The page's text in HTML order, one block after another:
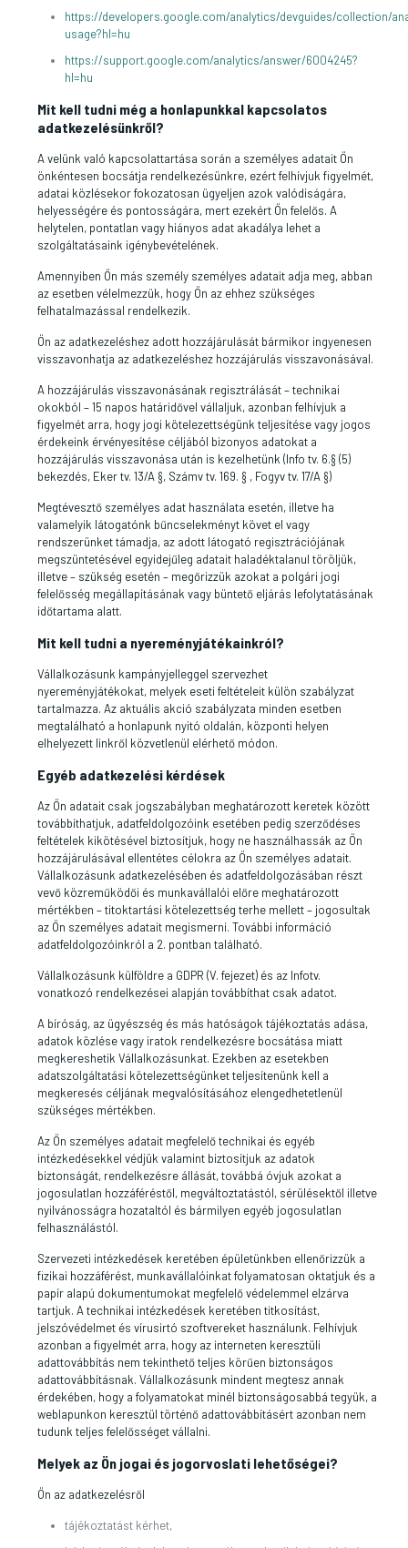
https://developers.google.com/analytics/devguides/collection/
usage?hl=hu
https://support.google.com/analytics/answer/6004245?
hl=hu
Mit kell tudni még a honlapunkkal kapcsolatos
adatkezelésünkről?
A velünk való kapcsolattartása során a személyes adatait Ön
önkéntesen bocsátja rendelkezésünkre, ezért felhívjuk figyelmét,
adatai közlésekor fokozatosan ügyeljen azok valódiságára,
helyességére és pontosságára, mert ezekért Ön felelős. A
helytelen, pontatlan vagy hiányos adat akadálya lehet a
szolgáltatásaink igénybevételének.
Amennyiben Ön más személy személyes adatait adja meg, abban
az esetben vélelmezzük, hogy Ön az ehhez szükséges
felhatalmazással rendelkezik.
Ön az adatkezeléshez adott hozzájárulását bármikor ingyenesen
visszavonhatja az adatkezeléshez hozzájárulás visszavonásával.
A hozzájárulás visszavonásának regisztrálását – technikai
okokból – 15 napos határidővel vállaljuk, azonban felhívjuk a
figyelmét arra, hogy jogi kötelezettségünk teljesítése vagy jogos
érdekeink érvényesítése céljából bizonyos adatokat a
hozzájárulás visszavonása után is kezelhetünk (Info tv. 6.§ (5)
bekezdés, Eker tv. 13/A §, Számv tv. 169. § , Fogyv tv. 17/A §)
Megtévesztő személyes adat használata esetén, illetve ha
valamelyik látogatónk bűncselekményt követ el vagy
rendszerünket támadja, az adott látogató regisztrációjának
megszüntetésével egyidejűleg adatait haladéktalanul töröljük,
illetve – szükség esetén – megőrizzük azokat a polgári jogi
felelősség megállapításának vagy büntető eljárás lefolytatásának
időtartama alatt.
Mit kell tudni a nyereményjátékainkról?
Vállalkozásunk kampányjelleggel szervezhet
nyereményjátékokat, melyek eseti feltételeit külön szabályzat
tartalmazza. Az aktuális akció szabályzata minden esetben
megtalálható a honlapunk nyitó oldalán, központi helyen
elhelyezett linkről közvetlenül elérhető módon.
Egyéb adatkezelési kérdések
Az Ön adatait csak jogszabályban meghatározott keretek között
továbbíthatjuk, adatfeldolgozóink esetében pedig szerződéses
feltételek kikötésével biztosítjuk, hogy ne használhassák az Ön
hozzájárulásával ellentétes célokra az Ön személyes adatait.
Vállalkozásunk adatkezelésében és adatfeldolgozásában részt
vevő közreműködői és munkavállalói előre meghatározott
mértékben – titoktartási kötelezettség terhe mellett – jogosultak
az Ön személyes adatait megismerni. További információ
adatfeldolgozóinkról a 2. pontban található.
Vállalkozásunk külföldre a GDPR (V. fejezet) és az Infotv.
vonatkozó rendelkezései alapján továbbíthat csak adatot.
A bíróság, az ügyészség és más hatóságok tájékoztatás adása,
adatok közlése vagy iratok rendelkezésre bocsátása miatt
megkereshetik Vállalkozásunkat. Ezekben az esetekben
adatszolgáltatási kötelezettségünket teljesítenünk kell a
megkeresés céljának megvalósításához elengedhetetlenül
szükséges mértékben.
Az Ön személyes adatait megfelelő technikai és egyéb
intézkedésekkel védjük valamint biztosítjuk az adatok
biztonságát, rendelkezésre állását, továbbá óvjuk azokat a
jogosulatlan hozzáféréstől, megváltoztatástól, sérülésektől illetve
nyilvánosságra hozataltól és bármilyen egyéb jogosulatlan
felhasználástól.
Szervezeti intézkedések keretében épületünkben ellenőrizzük a
fizikai hozzáférést, munkavállalóinkat folyamatosan oktatjuk és a
papír alapú dokumentumokat megfelelő védelemmel elzárva
tartjuk. A technikai intézkedések keretében titkosítást,
jelszóvédelmet és vírusirtó szoftvereket használunk. Felhívjuk
azonban a figyelmét arra, hogy az interneten keresztüli
adattovábbítás nem tekinthető teljes körűen biztonságos
adattovábbításnak. Vállalkozásunk mindent megtesz annak
érdekében, hogy a folyamatokat minél biztonságosabbá tegyük, a
weblapunkon keresztül történő adattovábbításért azonban nem
tudunk teljes felelősséget vállalni.
Melyek az Ön jogai és jogorvoslati lehetőségei?
Ön az adatkezelésről
tájékoztatást kérhet,